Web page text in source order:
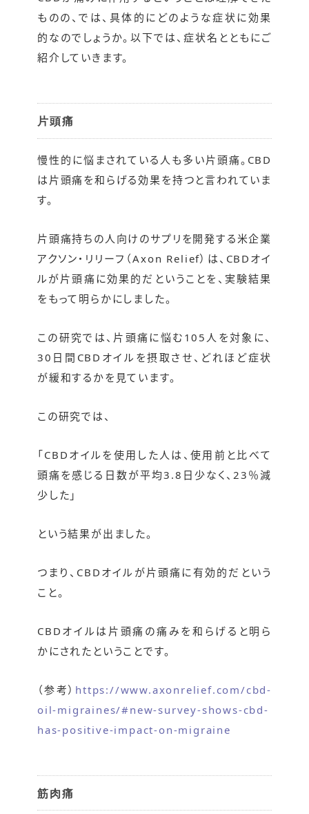
ものの、では、具体的にどのような症状に効果
的なのでしょうか。以下では、症状名とともにご
紹介していきます。
片頭痛
慢性的に悩まされている人も多い片頭痛。CBD
は片頭痛を和らげる効果を持つと言われていま
す。
片頭痛持ちの人向けのサプリを開発する米企業
アクソン・リリーフ（Axon Relief）は、CBDオイ
ルが片頭痛に効果的だということを、実験結果
をもって明らかにしました。
この研究では、片頭痛に悩む105人を対象に、
30日間CBDオイルを摂取させ、どれほど症状
が緩和するかを見ています。
この研究では、
「CBDオイルを使用した人は、使用前と比べて
頭痛を感じる日数が平均3.8日少なく、23％減
少した」
という結果が出ました。
つまり、CBDオイルが片頭痛に有効的だという
こと。
CBDオイルは片頭痛の痛みを和らげると明ら
かにされたということです。
（参考） https://www.axonrelief.com/cbd-
oil-migraines/#new-survey-shows-cbd-
has-positive-impact-on-migraine
筋肉痛